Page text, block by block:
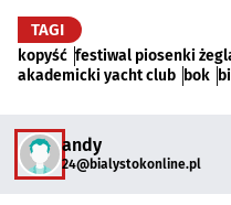
TAGI
kopyść festiwal piosenki
akademicki yacht club bok
andy
24@bialystokonline.pl